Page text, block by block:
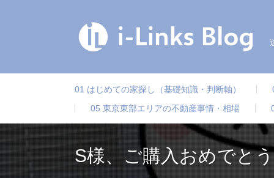
01 はじめての家探し（基礎知識・判断軸）
05 東京東部エリアの不動産事情・相場
S様、ご購入おめでと